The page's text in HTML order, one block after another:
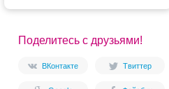
Поделитесь с друзьями!
ВКонтакте Твиттер